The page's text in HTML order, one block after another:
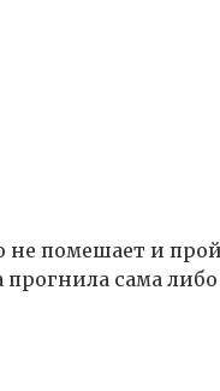
не помешает и
сама